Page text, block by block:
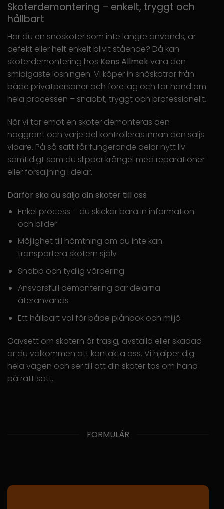
Skoterdemontering – enkelt, tryggt och
hållbart
Har du en snöskoter som inte längre används, är
defekt eller helt enkelt blivit stående? Då kan
skoterdemontering hos Kens Allmek vara den
smidigaste lösningen. Vi köper in snöskotrar från
både privatpersoner och företag och tar hand om
hela processen – snabbt, tryggt och professionellt.
När vi tar emot en skoter demonteras den
noggrant och varje del kontrolleras innan den säljs
vidare. På så sätt får fungerande delar nytt liv
samtidigt som du slipper krångel med reparationer
eller försäljning i delar.
Därför ska du sälja din skoter till oss
Enkel process – du skickar bara in information
och bilder
Möjlighet till hämtning om du inte kan
transportera skotern själv
Snabb och tydlig värdering
Ansvarsfull demontering där delarna
återanvänds
Ett hållbart val för både plånbok och miljö
Oavsett om skotern är trasig, avställd eller skadad
är du välkommen att kontakta oss. Vi hjälper dig
hela vägen och ser till att din skoter tas om hand
på rätt sätt.
FORMULÄR